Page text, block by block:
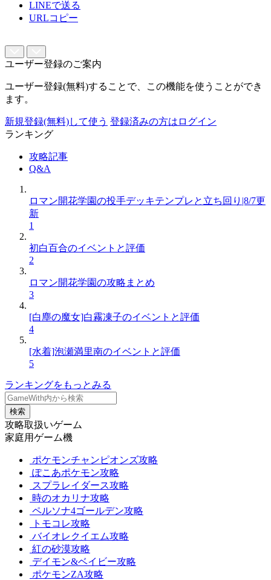
LINEで送る
URLコピー
ユーザー登録のご案内
ユーザー登録(無料)することで、この機能を使うことができ
ます。
新規登録(無料)して使う 登録済みの方はログイン
ランキング
攻略記事
Q&A
ロマン開花学園の投手デッキテンプレと立ち回り|8/7更
新
1
初白百合のイベントと評価
2
ロマン開花学園の攻略まとめ
3
[白塵の魔女]白霧凍子のイベントと評価
4
[水着]泡瀬満里南のイベントと評価
5
ランキングをもっとみる
検索
攻略取扱いゲーム
家庭用ゲーム機
ポケモンチャンピオンズ攻略
ぽこあポケモン攻略
スプラレイダース攻略
時のオカリナ攻略
ペルソナ4ゴールデン攻略
トモコレ攻略
バイオレクイエム攻略
紅の砂漠攻略
デイモン&ベイビー攻略
ポケモンZA攻略